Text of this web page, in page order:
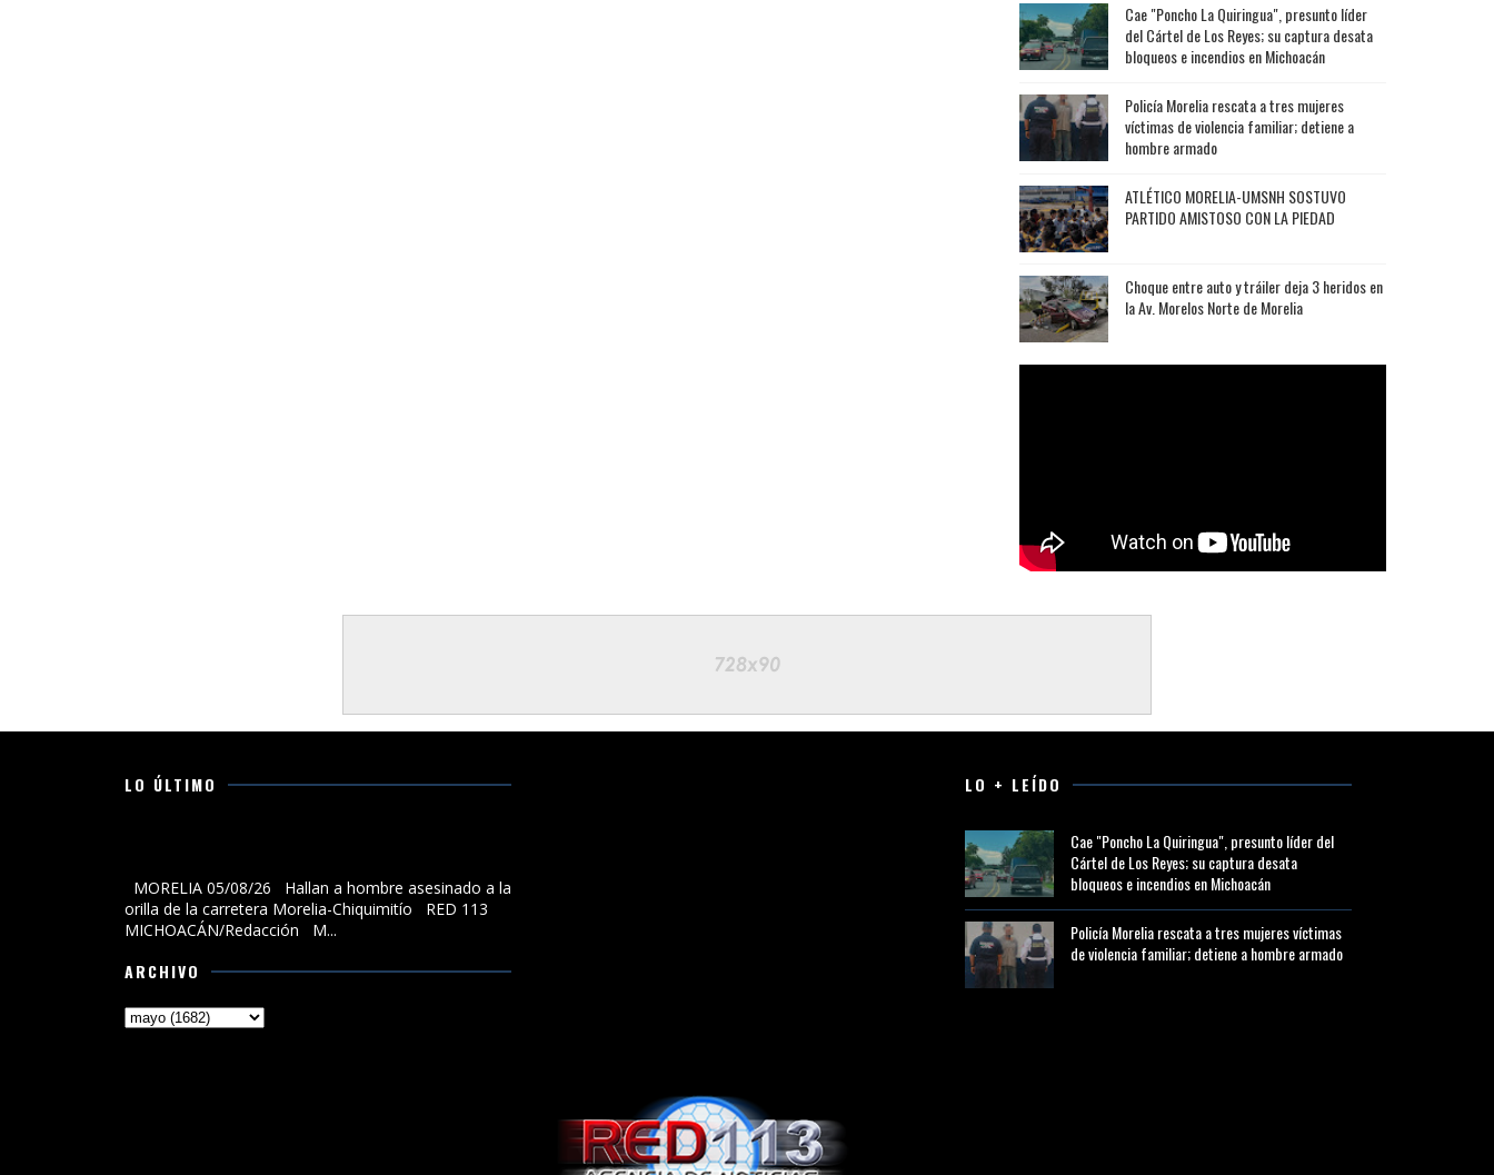
Cae "Poncho La Quiringua", presunto líder
del Cártel de Los Reyes; su captura desata
bloqueos e incendios en Michoacán
Policía Morelia rescata a tres mujeres
víctimas de violencia familiar; detiene a
hombre armado
ATLÉTICO MORELIA-UMSNH SOSTUVO
PARTIDO AMISTOSO CON LA PIEDAD
Choque entre auto y tráiler deja 3 heridos en
la Av. Morelos Norte de Morelia
LO ÚLTIMO
MORELIA 05/08/26 Hallan a hombre asesinado a la
orilla de la carretera Morelia-Chiquimitío RED 113
MICHOACÁN/Redacción M...
ARCHIVO
LO + LEÍDO
Cae "Poncho La Quiringua", presunto líder del
Cártel de Los Reyes; su captura desata
bloqueos e incendios en Michoacán
Policía Morelia rescata a tres mujeres víctimas
de violencia familiar; detiene a hombre armado